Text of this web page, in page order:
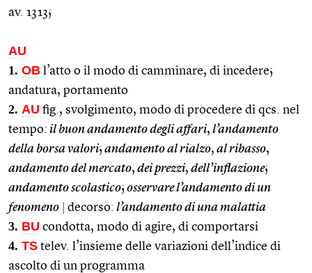
av. 1313;
AU
1. OB l’atto o il modo di camminare, di incedere;
andatura, portamento
2. AU fig., svolgimento, modo di procedere di qcs. nel
tempo: il buon andamento degli affari, l’andamento
della borsa valori; andamento al rialzo, al ribasso,
andamento del mercato, dei prezzi, dell’inflazione;
andamento scolastico; osservare l’andamento di un
fenomeno
decorso: l’andamento di una malattia
3. BU condotta, modo di agire, di comportarsi
4. TS telev. l’insieme delle variazioni dell’indice di
ascolto di un programma